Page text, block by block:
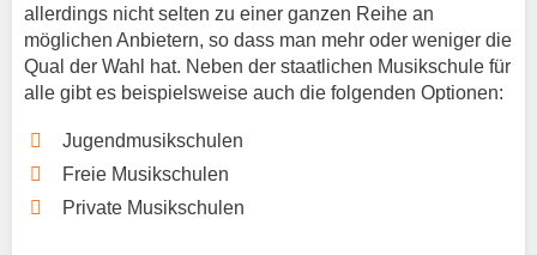
allerdings nicht selten zu einer ganzen Reihe an
möglichen Anbietern, so dass man mehr oder weniger die
Qual der Wahl hat. Neben der staatlichen Musikschule für
alle gibt es beispielsweise auch die folgenden Optionen:
Jugendmusikschulen
Freie Musikschulen
Private Musikschulen